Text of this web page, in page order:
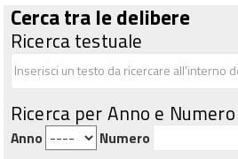
Cerca tra le delibere
Ricerca testuale
Ricerca per Anno e Numero
Anno Numero